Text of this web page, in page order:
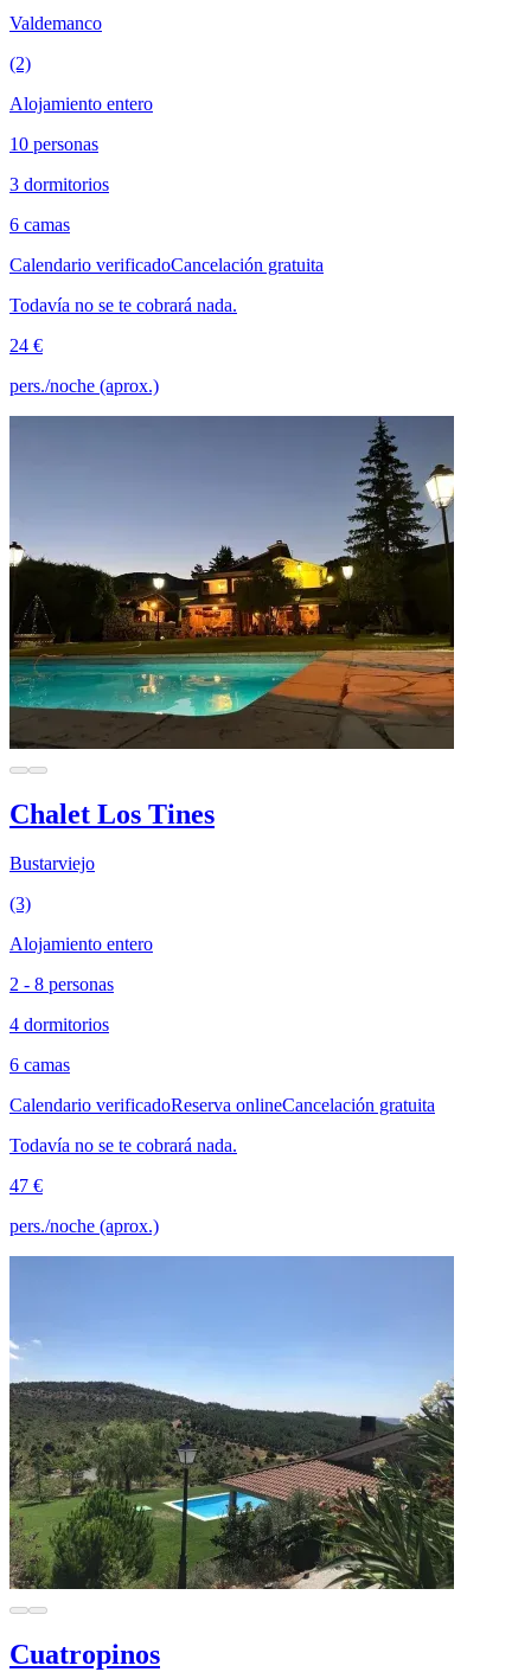
Valdemanco
(2)
Alojamiento entero
10 personas
3 dormitorios
6 camas
Calendario verificadoCancelación gratuita
Todavía no se te cobrará nada.
24 €
pers./noche (aprox.)
Chalet Los Tines
Bustarviejo
(3)
Alojamiento entero
2 - 8 personas
4 dormitorios
6 camas
Calendario verificadoReserva onlineCancelación gratuita
Todavía no se te cobrará nada.
47 €
pers./noche (aprox.)
Cuatropinos